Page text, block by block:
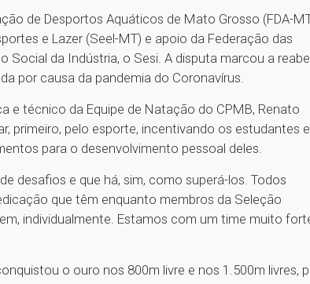
de Desportos Aquáticos de Mato Grosso (FDA-
e Lazer (Seel-MT) e apoio da Federação das
Social da Indústria, o Sesi. A disputa marcou a
por causa da pandemia do Coronavírus.
e técnico da Equipe de Natação do CPMB, Renato
primeiro, pelo esporte, incentivando os estudantes e
para o desenvolvimento pessoal deles.
desafios e que há, sim, como superá-los. Todos
que têm enquanto membros da Seleção
individualmente. Estamos com um time muito
o ouro nos 800m livre e nos 1.500m livres,